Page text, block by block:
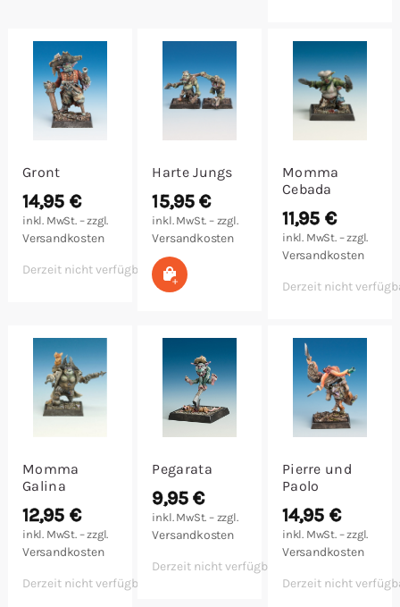
Gront
14,95 €
inkl. MwSt. – zzgl.
Versandkosten
Derzeit nicht verfügbar
Harte Jungs
15,95€
inkl. MwSt. – zzgl.
Versandkosten
In den Warenkorb
Momma
Cebada
11,95 €
inkl. MwSt. – zzgl.
Versandkosten
Derzeit nicht
Momma
Galina
12,95 €
inkl. MwSt. – zzgl.
Versandkosten
Derzeit nicht verfügbar
Pegarata
9,95 €
inkl. MwSt. – zzgl.
Versandkosten
Derzeit nicht verfügbar
Pierre und
Paolo
14,95 €
inkl. MwSt. – zzgl.
Versandkosten
Derzeit nicht